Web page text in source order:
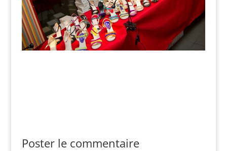
Poster le commentaire